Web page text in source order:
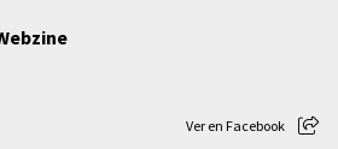
Ver en Facebook